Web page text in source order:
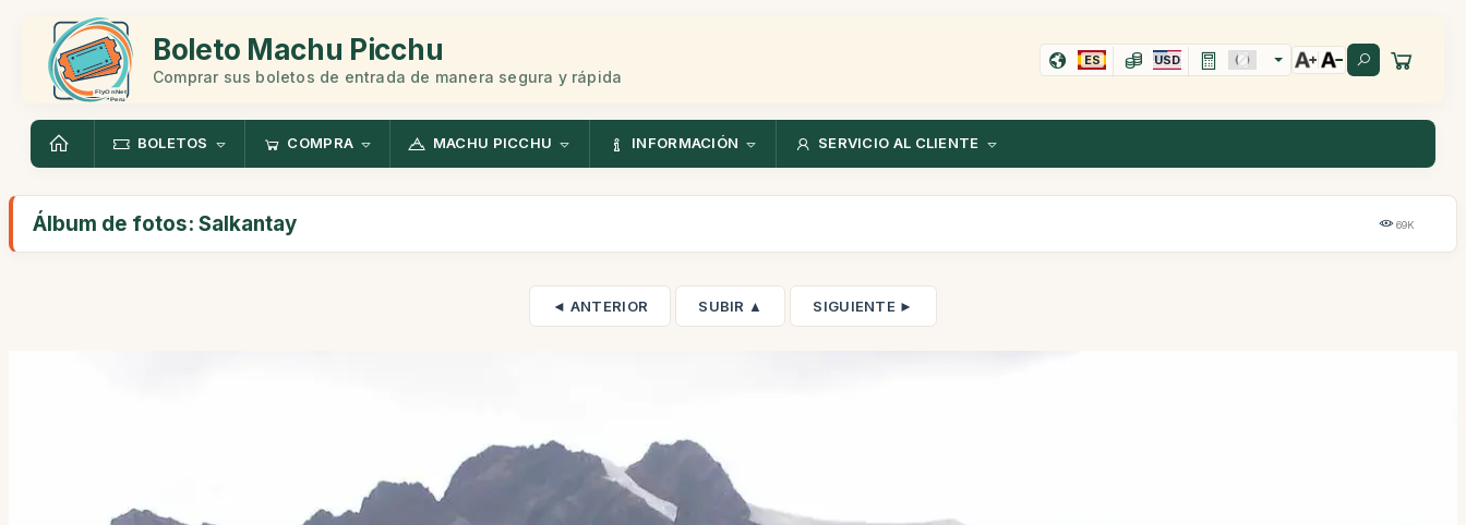
Boleto Machu Picchu
Comprar sus boletos de entrada de manera segura y rápida
ES USD
BOLETOS COMPRA MACHU PICCHU INFORMACIÓN SERVICIO AL CLIENTE
Álbum de fotos: Salkantay 69K
◄ ANTERIOR SUBIR ▲ SIGUIENTE ►